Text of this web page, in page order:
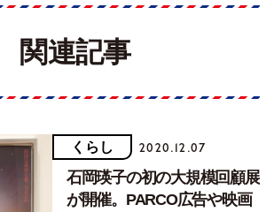
関連記事
くらし 2020.12.07
石岡瑛子の初の大規模回顧展
が開催。PARCO広告や映画